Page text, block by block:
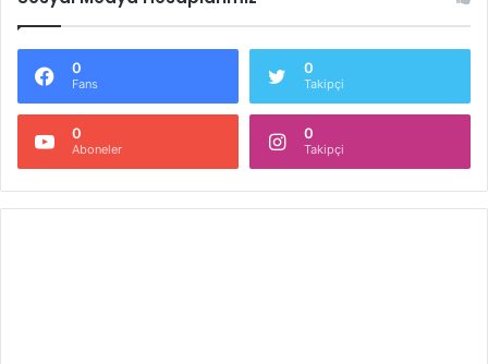
0
Fans
0
Takipçi
0
Aboneler
0
Takipçi